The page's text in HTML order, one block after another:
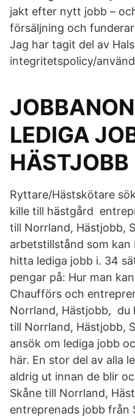
jakt efter nytt jobb –
försäljning och
Jag har tagit del av
integritetspolicy/
LEDIGA
HÄSTJOBB
Ryttare/Hästskötare
kille till hästgård
till Norrland, Hästjobb,
arbetstillstånd som kan
hitta lediga jobb i. 34
pengar på: Hur man
Chaufförs och
Norrland, Hästjobb, du
till Norrland, Hästjobb,
ansök om lediga jobb
här. En stor del av alla
aldrig ut innan de blir
Skåne till Norrland,
entreprenads jobb från